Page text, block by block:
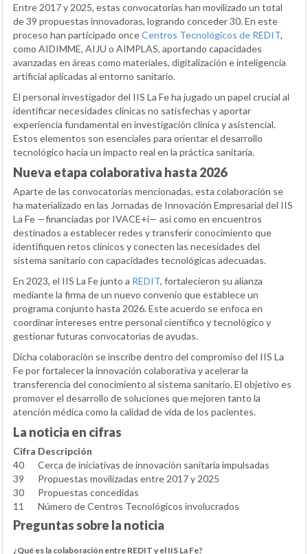
Entre 2017 y 2025, estas convocatorias han movilizado un total
de 39 propuestas innovadoras, logrando conceder 30. En este
proceso han participado onceCentros Tecnológicos de REDIT,
como AIDIMME, AIJU o AIMPLAS, aportando capacidades
avanzadas en áreas como materiales, digitalización e inteligencia
artificial aplicadas al entorno sanitario.
El personal investigador del IIS La Fe ha jugado un papel crucial al
identificar necesidades clínicas no satisfechas y aportar
experiencia fundamental en investigación clínica y asistencial.
Estos elementos son esenciales para orientar el desarrollo
tecnológico hacia un impacto real en la práctica sanitaria.
Nueva etapa colaborativa hasta 2026
Aparte de las convocatorias mencionadas, esta colaboración se
ha materializado en las Jornadas de Innovación Empresarial del IIS
La Fe —financiadas por IVACE+i— así como en encuentros
destinados a establecer redes y transferir conocimiento que
identifiquen retos clínicos y conecten las necesidades del
sistema sanitario con capacidades tecnológicas adecuadas.
En 2023, el IIS La Fe junto a REDIT, fortalecieron su alianza
mediante la firma de un nuevo convenio que establece un
programa conjunto hasta 2026. Este acuerdo se enfoca en
coordinar intereses entre personal científico y tecnológico y
gestionar futuras convocatorias de ayudas.
Dicha colaboración se inscribe dentro del compromiso del IIS La
Fe por fortalecer la innovación colaborativa y acelerar la
transferencia del conocimiento al sistema sanitario. El objetivo es
promover el desarrollo de soluciones que mejoren tanto la
atención médica como la calidad de vida de los pacientes.
La noticia en cifras
Cifra Descripción
40
Cerca de iniciativas de innovación sanitaria impulsadas
39
Propuestas movilizadas entre 2017 y 2025
30
Propuestas concedidas
11
Número de Centros Tecnológicos involucrados
Preguntas sobre la noticia
¿Qué es la colaboración entre REDIT y el IIS La Fe?